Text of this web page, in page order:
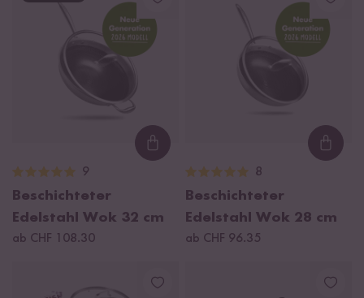
Loading...
9
Beschichteter
Edelstahl Wok 32 cm
ab CHF 108.30
8
Beschichteter
Edelstahl Wok 28 cm
ab CHF 96.35